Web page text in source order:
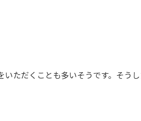
ただくことも多いそうです。そう